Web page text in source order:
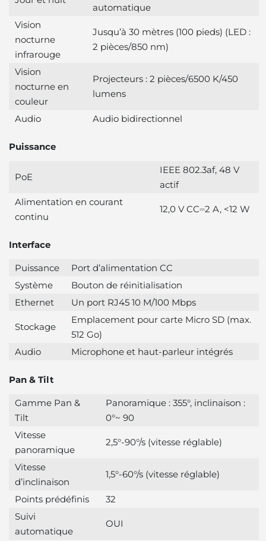
automatique
Vision
nocturne
infrarouge
Jusqu’à 30 mètres (100 pieds) (LED :
2 pièces/850 nm)
Vision
nocturne en
couleur
Projecteurs : 2 pièces/6500 K/450
lumens
Audio Audio bidirectionnel
Puissance
PoE
IEEE 802.3af, 48 V
actif
Alimentation en courant
continu
12,0 V CC⎓2 A, <12 W
Interface
Puissance
Port d’alimentation CC
Système
Bouton de réinitialisation
Ethernet
Un port RJ45 10 M/100 Mbps
Stockage
Emplacement pour carte Micro SD (max.
512 Go)
Audio
Microphone et haut-parleur intégrés
Pan & Tilt
Gamme Pan &
Tilt
Panoramique : 355°, inclinaison :
0°~ 90
Vitesse
panoramique
2,5°-90°/s (vitesse réglable)
Vitesse
d’inclinaison
1,5°-60°/s (vitesse réglable)
Points prédéfinis
32
Suivi
automatique
OUI